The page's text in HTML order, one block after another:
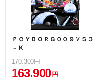
ＰＣＹＢＯＲＧ００９ＶＳ３
－Ｋ
170,300円
163,900 円